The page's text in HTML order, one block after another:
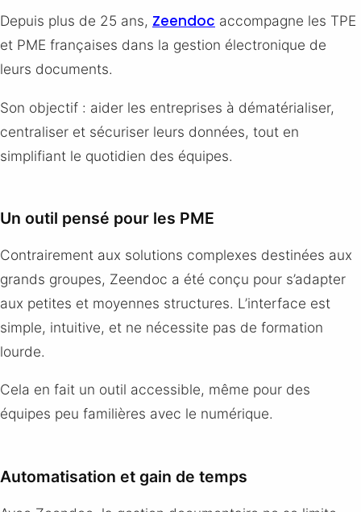
Depuis plus de 25 ans, Zeendoc accompagne les TPE
et PME françaises dans la gestion électronique de
leurs documents.
Son objectif : aider les entreprises à dématérialiser,
centraliser et sécuriser leurs données, tout en
simplifiant le quotidien des équipes.
Un outil pensé pour les PME
Contrairement aux solutions complexes destinées aux
grands groupes, Zeendoc a été conçu pour s’adapter
aux petites et moyennes structures. L’interface est
simple, intuitive, et ne nécessite pas de formation
lourde.
Cela en fait un outil accessible, même pour des
équipes peu familières avec le numérique.
Automatisation et gain de temps